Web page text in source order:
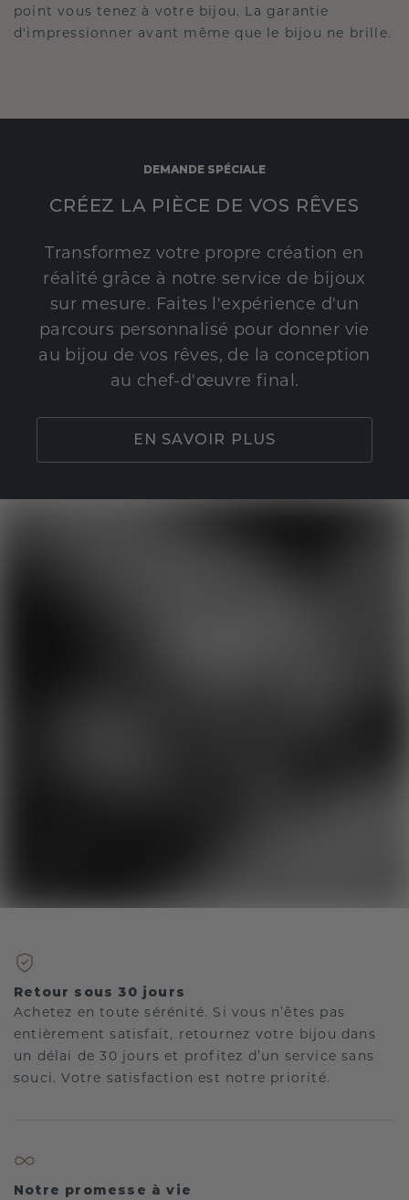
point vous tenez à votre bijou. La garantie
d'impressionner avant même que le bijou ne brille.
DEMANDE SPÉCIALE
CRÉEZ LA PIÈCE DE VOS RÊVES
Transformez votre propre création en
réalité grâce à notre service de bijoux
sur mesure. Faites l'expérience d'un
parcours personnalisé pour donner vie
au bijou de vos rêves, de la conception
au chef-d'œuvre final.
EN SAVOIR PLUS
Retour sous 30 jours
Achetez en toute sérénité. Si vous n’êtes pas
entièrement satisfait, retournez votre bijou dans
un délai de 30 jours et profitez d’un service sans
souci. Votre satisfaction est notre priorité.
Notre promesse à vie